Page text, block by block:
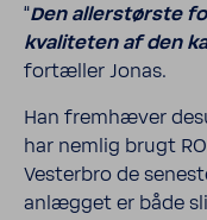
“Den aller­største
kvali­teten af den
fortæller Jonas.
Han frem­hæver
har nemlig brugt
Vesterbro de
anlægget er både